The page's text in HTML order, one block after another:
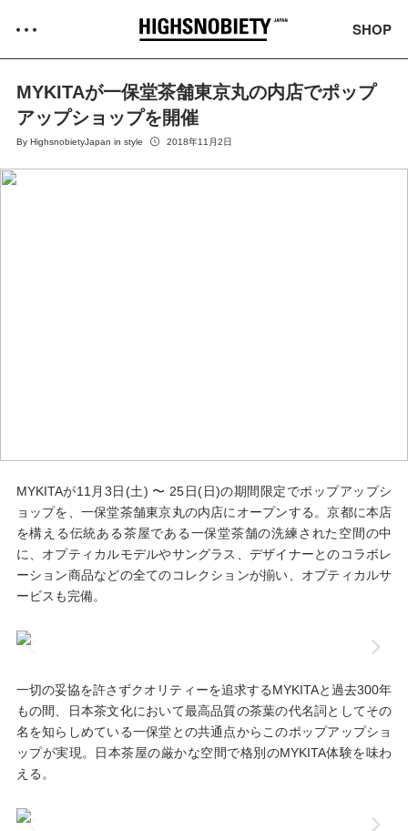
SHOP
MYKITAが一保堂茶舗東京丸の内店でポップ
アップショップを開催
By HighsnobietyJapan in style 2018年11月2日
MYKITAが11月3日(土) 〜 25日(日)の期間限定でポップアップシ
ョップを、一保堂茶舗東京丸の内店にオープンする。京都に本店
を構える伝統ある茶屋である一保堂茶舗の洗練された空間の中
に、オプティカルモデルやサングラス、デザイナーとのコラボレ
ーション商品などの全てのコレクションが揃い、オプティカルサ
ービスも完備。
一切の妥協を許さずクオリティーを追求するMYKITAと過去300年
もの間、日本茶文化において最高品質の茶葉の代名詞としてその
名を知らしめている一保堂との共通点からこのポップアップショ
ップが実現。日本茶屋の厳かな空間で格別のMYKITA体験を味わ
える。